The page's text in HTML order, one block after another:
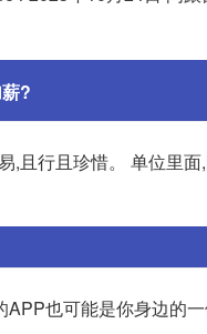
?
,且行且珍惜。 单位里
也可能是你身边的